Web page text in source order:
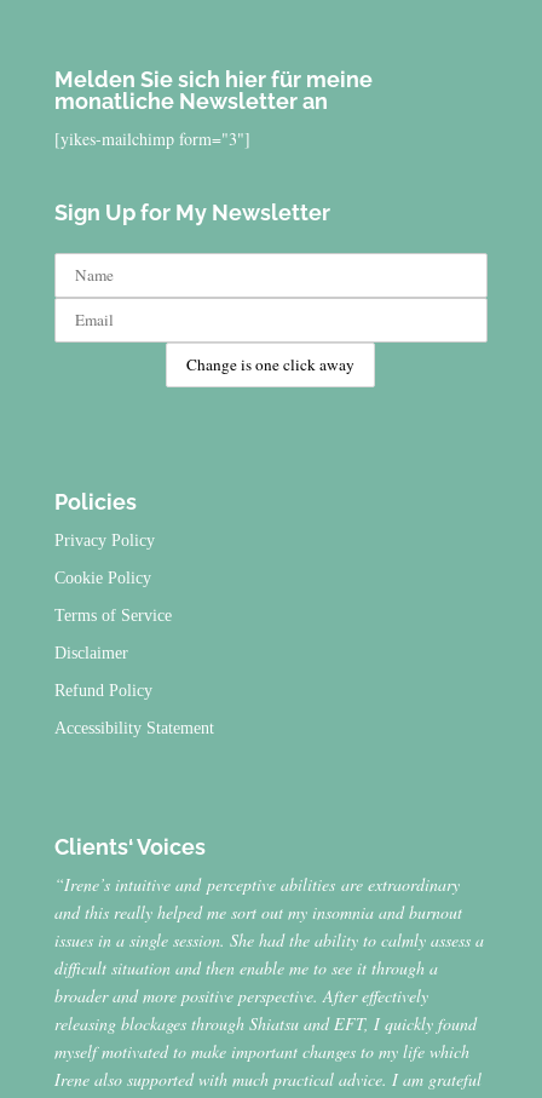
Melden Sie sich hier für meine
monatliche Newsletter an
[yikes-mailchimp form="3"]
Sign Up for My Newsletter
Policies
Privacy Policy
Cookie Policy
Terms of Service
Disclaimer
Refund Policy
Accessibility Statement
Clients‘ Voices
“Irene’s intuitive and perceptive abilities are extraordinary
and this really helped me sort out my insomnia and burnout
issues in a single session. She had the ability to calmly assess a
difficult situation and then enable me to see it through a
broader and more positive perspective. After effectively
releasing blockages through Shiatsu and EFT, I quickly found
myself motivated to make important changes to my life which
Irene also supported with much practical advice. I am grateful